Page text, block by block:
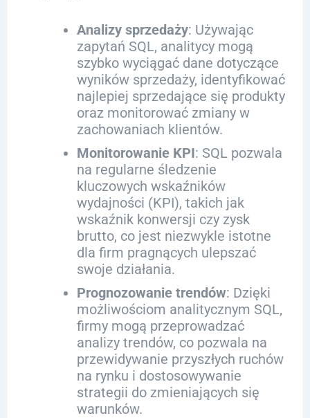
Analizy sprzedaży: Używając
zapytań SQL, analitycy mogą
szybko wyciągać dane dotyczące
wyników sprzedaży, identyfikować
najlepiej sprzedające się produkty
oraz monitorować zmiany w
zachowaniach klientów.
Monitorowanie KPI: SQL pozwala
na regularne śledzenie
kluczowych wskaźników
wydajności (KPI), takich jak
wskaźnik konwersji czy zysk
brutto, co jest niezwykle istotne
dla firm pragnących ulepszać
swoje działania.
Prognozowanie trendów: Dzięki
możliwościom analitycznym SQL,
firmy mogą przeprowadzać
analizy trendów, co pozwala na
przewidywanie przyszłych ruchów
na rynku i dostosowywanie
strategii do zmieniających się
warunków.